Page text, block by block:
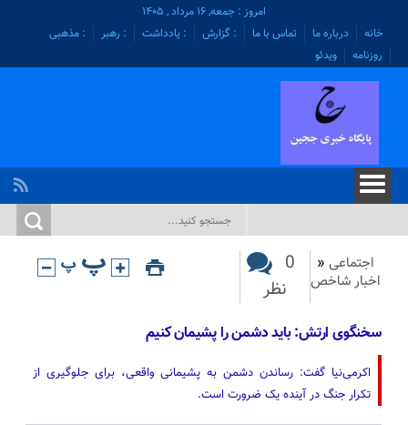
امروز : جمعه, ۱۶ مرداد , ۱۴۰۵
خانه
درباره ما تماس با ما : گزارش : یادداشت : رهبر
: مذهبی
روزنامه
ویدئو
اجتماعی «
اخبار شاخص
0
نظر
سخنگوی ارتش: باید دشمن را پشیمان کنیم
اکرمی‌نیا گفت: رساندن دشمن به پشیمانی واقعی، برای جلوگیری از
تکرار جنگ در آینده یک ضرورت است.